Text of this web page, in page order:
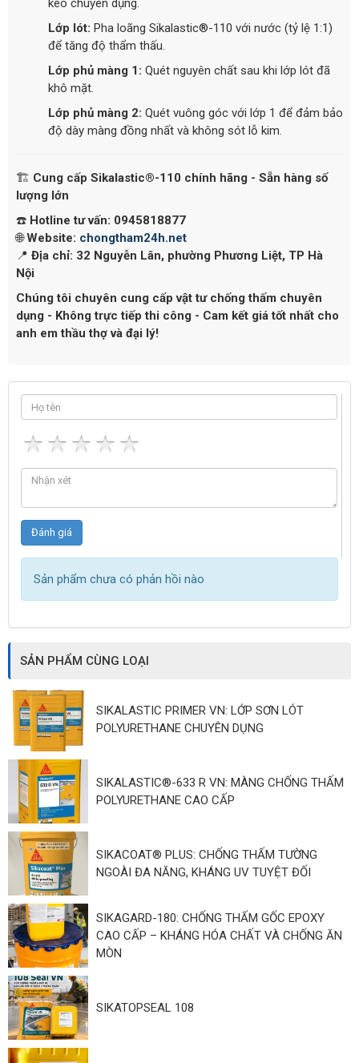
keo chuyên dụng.
Lớp lót: Pha loãng Sikalastic®-110 với nước (tỷ lệ 1:1)
để tăng độ thẩm thấu.
Lớp phủ màng 1: Quét nguyên chất sau khi lớp lót đã
khô mặt.
Lớp phủ màng 2: Quét vuông góc với lớp 1 để đảm bảo
độ dày màng đồng nhất và không sót lỗ kim.
🏗️ Cung cấp Sikalastic®-110 chính hãng - Sẵn hàng số
lượng lớn
☎️ Hotline tư vấn: 0945818877
🌐Website: chongtham24h.net
📍 Địa chỉ: 32 Nguyễn Lân, phường Phương Liệt, TP Hà
Nội
Chúng tôi chuyên cung cấp vật tư chống thấm chuyên
dụng - Không trực tiếp thi công - Cam kết giá tốt nhất cho
anh em thầu thợ và đại lý!
Sản phẩm chưa có phản hồi nào
SẢN PHẨM CÙNG LOẠI
SIKALASTIC PRIMER VN: LỚP SƠN LÓT
POLYURETHANE CHUYÊN DỤNG
SIKALASTIC®-633 R VN: MÀNG CHỐNG THẤM
POLYURETHANE CAO CẤP
SIKACOAT® PLUS: CHỐNG THẤM TƯỜNG
NGOÀI ĐA NĂNG, KHÁNG UV TUYỆT ĐỐI
SIKAGARD-180: CHỐNG THẤM GỐC EPOXY
CAO CẤP – KHÁNG HÓA CHẤT VÀ CHỐNG ĂN
MÒN
SIKATOPSEAL 108